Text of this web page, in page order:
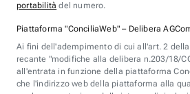
portabilità del numero.
Piattaforma "ConciliaWeb" – Delibera
Ai fini dell'adempimento di cui all'art. 2
recante "modifiche alla delibera n.203/18/
all'entrata in funzione della piattaforma
che l'indirizzo web della piattaforma alla